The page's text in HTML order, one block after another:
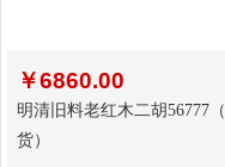
￥6860.00
明清旧料老红木二胡56777
货）